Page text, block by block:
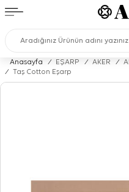
Anasayfa / EŞARP / AKER /
/
Taş Cotton Eşarp